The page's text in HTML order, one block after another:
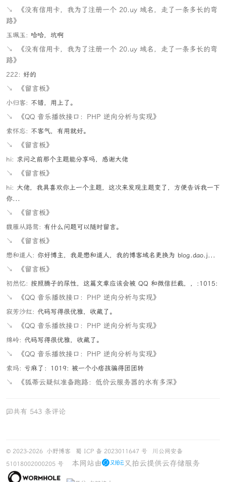
↘
《没有信用卡，我为了注册一个 20.uy 域名，走了一条多长的弯
路》
玉珮玉: 哈哈，坑啊
↘
《没有信用卡，我为了注册一个 20.uy 域名，走了一条多长的弯
路》
222: 好的
↘ 《留言板》
小归客: 不错，用上了。
↘ 《QQ 音乐播放接口：PHP 逆向分析与实现》
索怀忘: 不客气，有用就好。
↘ 《留言板》
hi: 求问之前那个主题能分享吗，感谢大佬
↘ 《留言板》
hi: 大佬，我具喜欢你上一个主题，这次来发现主题变了，方便告诉我一下
你...
↘ 《留言板》
馥雁从路鸳: 有什么问题可以随时留言。
↘ 《留言板》
懋和道人: 你好博主，我是懋和道人，我的博客域名更换为 blog.dao.j...
↘ 《留言板》
初然忆: 按照腾子的尿性，这篇文章应该会被 QQ 和微信拦截，，:1015:
↘ 《QQ 音乐播放接口：PHP 逆向分析与实现》
寂芳沙红: 代码写得很优雅，收藏了。
↘ 《QQ 音乐播放接口：PHP 逆向分析与实现》
绵岭: 代码写得很优雅，收藏了。
↘ 《QQ 音乐播放接口：PHP 逆向分析与实现》
索玛: 亏麻了：1019: 被一个小痞孩骗得团团转
↘ 《狐蒂云疑似准备跑路：低价云服务器的水有多深》
共有 543 条评论
© 2023-2026 小野博客 蜀 ICP 备 2023011647 号
川公网安备
51018002000205 号
本网站由 又拍云提供云存储服务